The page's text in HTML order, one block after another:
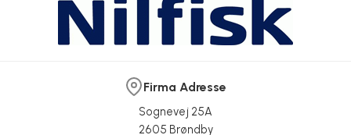
Firma Adresse
Sognevej 25A
2605 Brøndby